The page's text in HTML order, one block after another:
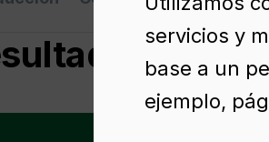
servicios y
base a un
ejemplo,